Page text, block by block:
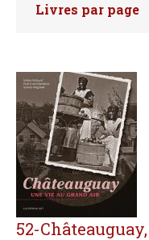
Faites votre
Livres par page
52-